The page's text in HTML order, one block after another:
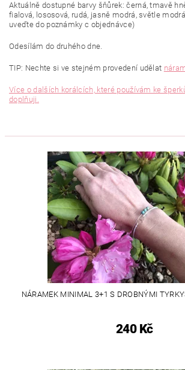
Aktuálně dostupné barvy šňůrek: černá, tmavě
fialová, lososová, rudá, jasně modrá, světle
uveďte do poznámky c objednávce)
Odesílám do druhého dne.
TIP: Nechte si ve stejném provedení udělat
Více o dalších korálcích, které používám ke
doplňuji.
NÁRAMEK MINIMAL 3+1 S DROBNÝMI
240 Kč